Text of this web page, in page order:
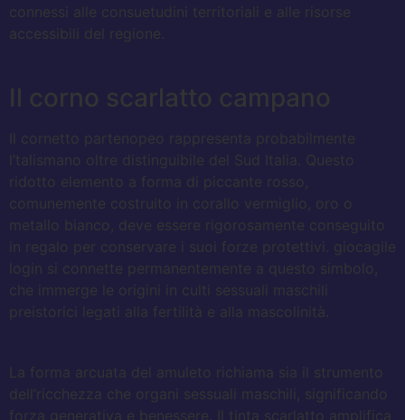
connessi alle consuetudini territoriali e alle risorse
accessibili del regione.
Il corno scarlatto campano
Il cornetto partenopeo rappresenta probabilmente
l’talismano oltre distinguibile del Sud Italia. Questo
ridotto elemento a forma di piccante rosso,
comunemente costruito in corallo vermiglio, oro o
metallo bianco, deve essere rigorosamente conseguito
in regalo per conservare i suoi forze protettivi. giocagile
login si connette permanentemente a questo simbolo,
che immerge le origini in culti sessuali maschili
preistorici legati alla fertilità e alla mascolinità.
La forma arcuata del amuleto richiama sia il strumento
dell’ricchezza che organi sessuali maschili, significando
forza generativa e benessere. Il tinta scarlatto amplifica